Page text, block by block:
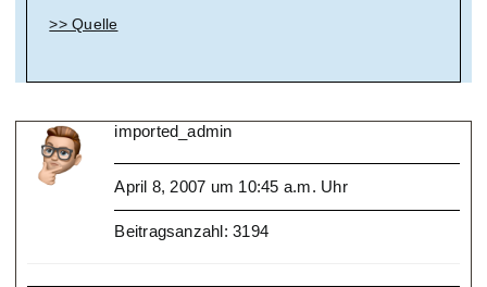
>> Quelle
imported_admin
April 8, 2007 um 10:45 a.m. Uhr
Beitragsanzahl: 3194